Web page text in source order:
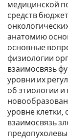
медицинской
средств
анатомию
основные
физиологии
взаимосвязь
уровни их
об этиологии и
уровне клетки,
взаимосвязь